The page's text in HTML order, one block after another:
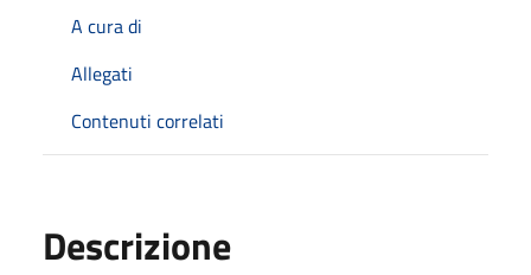
A cura di
Allegati
Contenuti correlati
Descrizione